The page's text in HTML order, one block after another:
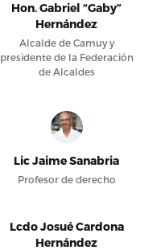
Hon. Gabriel “Gaby”
Hernández
Alcalde de Camuy y
presidente de la Federación
de Alcaldes
Lic Jaime Sanabria
Profesor de derecho
Lcdo Josué Cardona
Hernández